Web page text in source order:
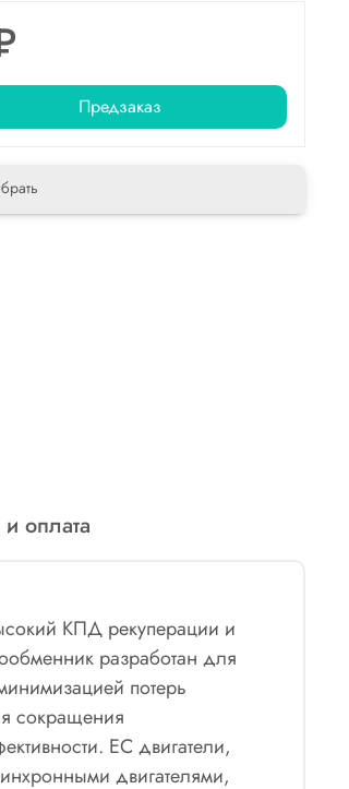
Предзаказ
оплата
КПД рекуперации и
разработан для
потерь
сокращения
EC двигатели,
двигателями,